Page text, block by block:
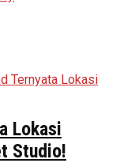
Lokasi
Studio!